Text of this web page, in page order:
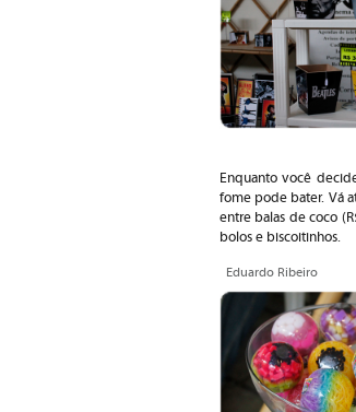
Enquanto você
fome pode bater. Vá
entre balas de coco
bolos e biscoitinhos.
Eduardo Ribeiro